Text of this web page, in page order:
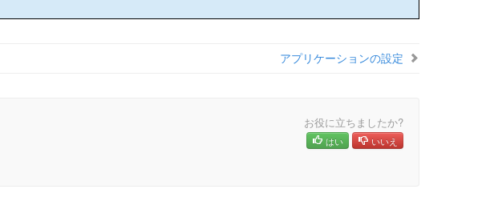
アプリケーションの設定
お役に立ちましたか?
はい いいえ